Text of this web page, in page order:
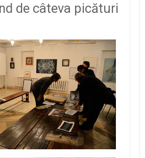
de câteva picături